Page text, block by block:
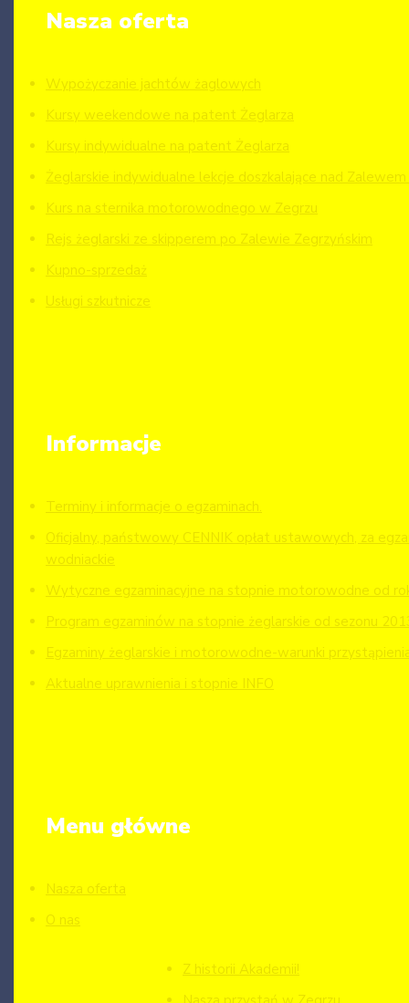
Nasza oferta
Wypożyczanie jachtów żaglowych
Kursy weekendowe na patent Żeglarza
Kursy indywidualne na patent Żeglarza
Żeglarskie indywidualne lekcje doszkalające nad
Kurs na sternika motorowodnego w Zegrzu
Rejs żeglarski ze skipperem po Zalewie Zegrzyńskim
Kupno-sprzedaż
Usługi szkutnicze
Informacje
Terminy i informacje o egzaminach.
Oficjalny, państwowy CENNIK opłat ustawowych, za
wodniackie
Wytyczne egzaminacyjne na stopnie motorowodne od
Program egzaminów na stopnie żeglarskie od sezonu
Egzaminy żeglarskie i motorowodne-warunki
Aktualne uprawnienia i stopnie INFO
Menu główne
Nasza oferta
O nas
Z historii Akademii!